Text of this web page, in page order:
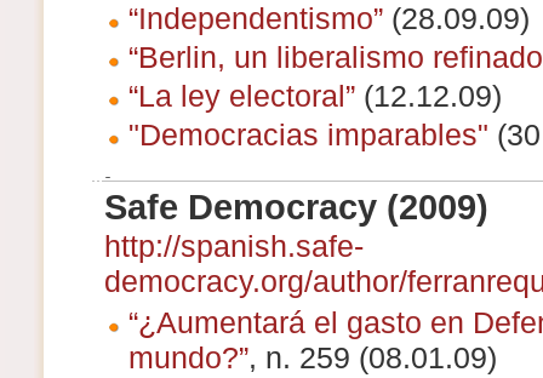
“Independentismo”(28.09.09)
“Berlin, un liberalismo
“La ley electoral”(12.12.09)
"Democracias imparables"
Safe Democracy (2009)
http://spanish.safe-
democracy.org/author/
“¿Aumentará el gasto en
mundo?”, n. 259 (08.01.09)